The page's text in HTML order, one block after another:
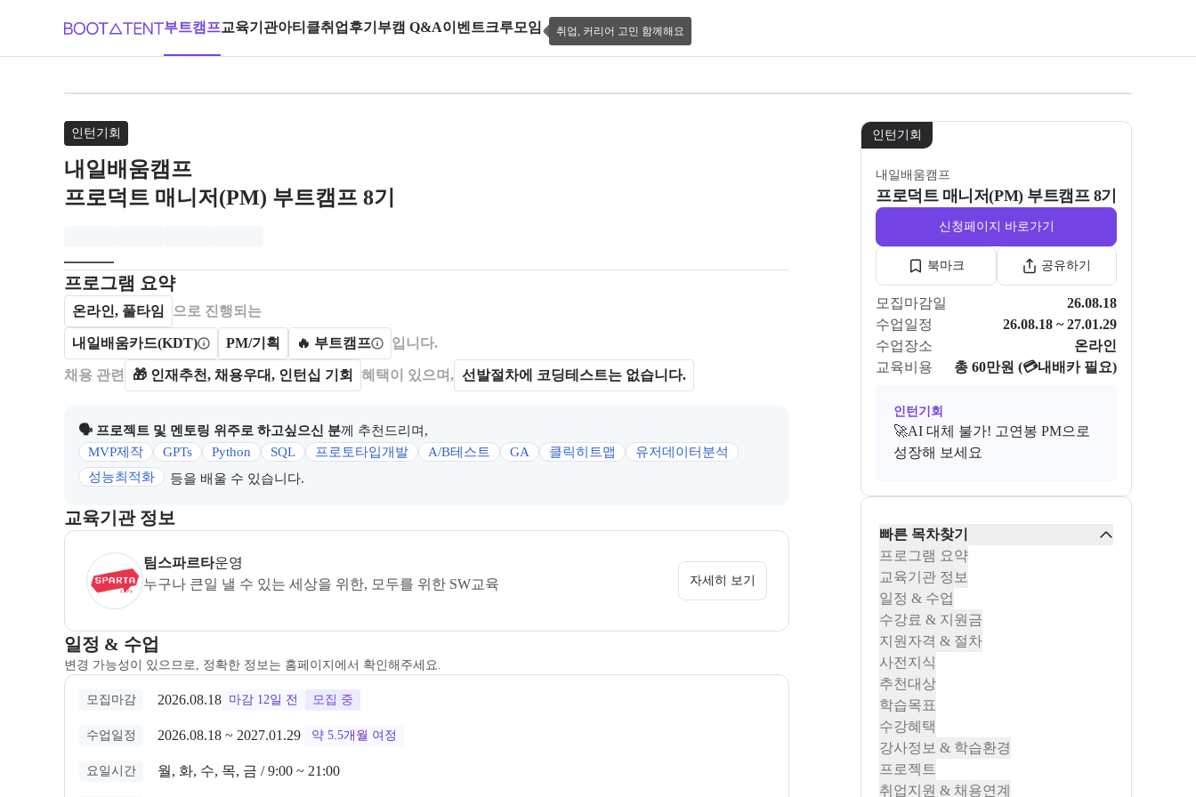
부트캠프교육기관아티클취업후기 부캠 Q&A이벤트크루모임 취업, 커리어 고민 함께해요
모든 사진 보기
인턴기회
내일배움캠프
프로덕트 매니저(PM) 부트캠프 8기
브랜드: 내일배움캠프, 과정명: 프로덕트 매니저(PM) 부트캠프 8기
모집개요
프로그램 요약
캠프를 운영하거나 참여하는 회사 정보를 카드 형태로 제공한다.
온라인, 풀타임 으로 진행되는
내일배움카드(KDT) PM/기획 🔥 부트캠프 입니다.
채용 관련 🎁 인재추천, 채용우대, 인턴십 기회 혜택이 있으며, 선발절차에 코딩테스트는 없습니다.
🗣 프로젝트 및 멘토링 위주로 하고싶으신 분께 추천드리며,
MVP제작
GPTs Python SQL 프로토타입개발 A/B테스트 GA 클릭히트맵
유저데이터분석
성능최적화
등을 배울 수 있습니다.
이 섹션에서는 부트캠프를 운영하거나 주관하는 회사의 정보를 카드 형태로 안내한다.
교육기관 정보
팀스파르타은(는) 본 부트캠프의
팀스파르타운영
누구나 큰일 낼 수 있는 세상을 위한, 모두를 위한 SW교육
자세히 보기
일정 & 수업
변경 가능성이 있으므로, 정확한 정보는 홈페이지에서 확인해주세요.
교육과정 일정과 모집 상태에 따른 안내를 제공한다.
모집마감 2026.08.18 마감 12일 전 모집 중
수업일정 2026.08.18 ~ 2027.01.29 약 5.5개월 여정
요일시간 월, 화, 수, 목, 금 / 9:00 ~ 21:00
인턴기회
내일배움캠프
프로덕트 매니저(PM) 부트캠프 8기
신청페이지 바로가기
북마크 공유하기
모집마감일
26.08.18
수업일정
26.08.18 ~ 27.01.29
수업장소
온라인
교육비용
총 60만원 (💳내배카 필요)
인턴기회
🚀AI 대체 불가! 고연봉 PM으로
성장해 보세요
빠른 목차찾기
프로그램 요약
교육기관 정보
일정 & 수업
수강료 & 지원금
지원자격 & 절차
사전지식
추천대상
학습목표
수강혜택
강사정보 & 학습환경
프로젝트
취업지원 & 채용연계